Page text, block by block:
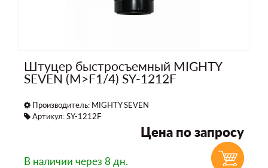
Штуцер быстросъемный MIGHTY
SEVEN (M>F1/4) SY-1212F
Производитель: MIGHTY SEVEN
Артикул: SY-1212F
Цена по запросу
В наличии через 8 дн.